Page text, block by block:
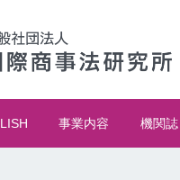
事業内容 機関誌